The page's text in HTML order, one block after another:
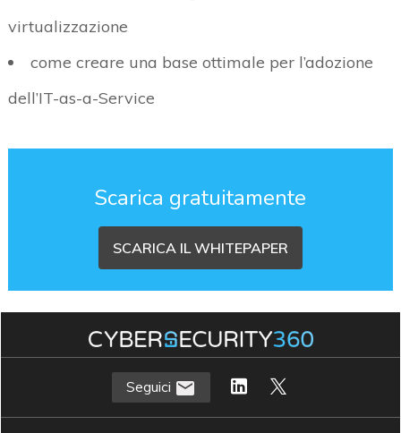
virtualizzazione
come creare una base ottimale per l’adozione
dell’IT-as-a-Service
Scarica gratuitamente
SCARICA IL WHITEPAPER
Seguici